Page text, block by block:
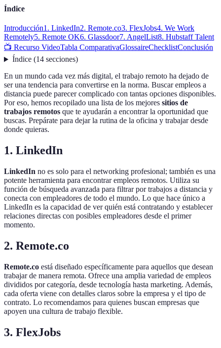
Índice
Introducción1. LinkedIn2. Remote.co3. FlexJobs4. We Work
Remotely5. Remote OK6. Glassdoor7. AngelList8. Hubstaff Talent
📺 Recurso VideoTabla ComparativaGlossaireChecklistConclusión
Índice(14 secciones)
En un mundo cada vez más digital, el trabajo remoto ha dejado de
ser una tendencia para convertirse en la norma. Buscar empleos a
distancia puede parecer complicado con tantas opciones disponibles.
Por eso, hemos recopilado una lista de los mejores sitios de
trabajos remotos que te ayudarán a encontrar la oportunidad que
buscas. Prepárate para dejar la rutina de la oficina y trabajar desde
donde quieras.
1. LinkedIn
LinkedIn no es solo para el networking profesional; también es una
potente herramienta para encontrar empleos remotos. Utiliza su
función de búsqueda avanzada para filtrar por trabajos a distancia y
conecta con empleadores de todo el mundo. Lo que hace único a
LinkedIn es la capacidad de ver quién está contratando y establecer
relaciones directas con posibles empleadores desde el primer
momento.
2. Remote.co
Remote.co está diseñado específicamente para aquellos que desean
trabajar de manera remota. Ofrece una amplia variedad de empleos
divididos por categoría, desde tecnología hasta marketing. Además,
cada oferta viene con detalles claros sobre la empresa y el tipo de
contrato. Lo recomendamos para quienes buscan empresas que
apoyen una cultura de trabajo flexible.
3. FlexJobs